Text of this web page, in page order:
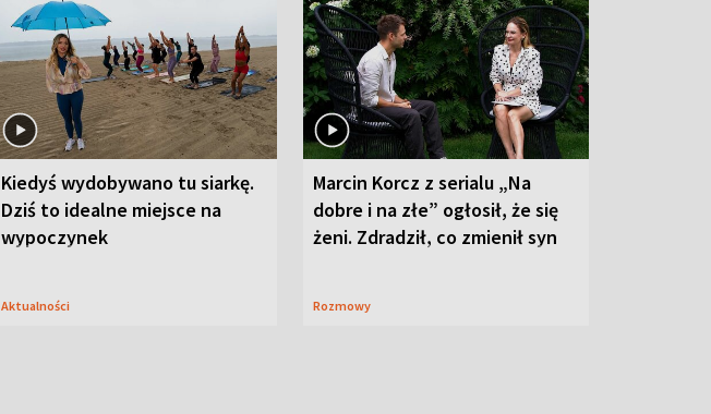
Kiedyś wydobywano tu siarkę.
Dziś to idealne miejsce na
wypoczynek
Aktualności
Marcin Korcz z serialu „Na
dobre i na złe” ogłosił, że się
żeni. Zdradził, co zmienił syn
Rozmowy